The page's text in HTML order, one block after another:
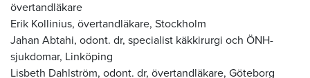
övertandläkare
Erik Kollinius, övertandläkare, Stockholm
Jahan Abtahi, odont. dr, specialist käkkirurgi och ÖNH-
sjukdomar, Linköping
Lisbeth Dahlström, odont. dr, övertandläkare, Göteborg